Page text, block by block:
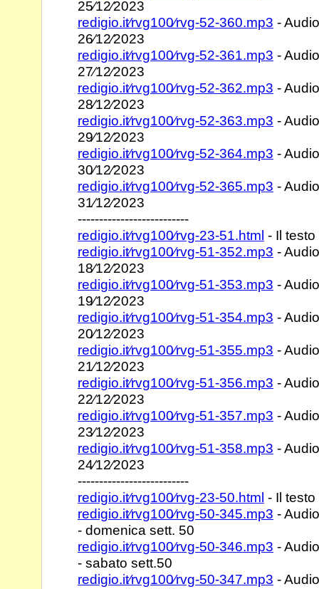
25⁄12⁄2023
redigio.it⁄rvg100⁄rvg-52-360.mp3 -
26⁄12⁄2023
redigio.it⁄rvg100⁄rvg-52-361.mp3 -
27⁄12⁄2023
redigio.it⁄rvg100⁄rvg-52-362.mp3 -
28⁄12⁄2023
redigio.it⁄rvg100⁄rvg-52-363.mp3 -
29⁄12⁄2023
redigio.it⁄rvg100⁄rvg-52-364.mp3 -
30⁄12⁄2023
redigio.it⁄rvg100⁄rvg-52-365.mp3 -
31⁄12⁄2023
--------------------------
redigio.it⁄rvg100⁄rvg-23-51.html - Il
redigio.it⁄rvg100⁄rvg-51-352.mp3 -
18⁄12⁄2023
redigio.it⁄rvg100⁄rvg-51-353.mp3 -
19⁄12⁄2023
redigio.it⁄rvg100⁄rvg-51-354.mp3 -
20⁄12⁄2023
redigio.it⁄rvg100⁄rvg-51-355.mp3 -
21⁄12⁄2023
redigio.it⁄rvg100⁄rvg-51-356.mp3 -
22⁄12⁄2023
redigio.it⁄rvg100⁄rvg-51-357.mp3 -
23⁄12⁄2023
redigio.it⁄rvg100⁄rvg-51-358.mp3 -
24⁄12⁄2023
--------------------------
redigio.it⁄rvg100⁄rvg-23-50.html - Il
redigio.it⁄rvg100⁄rvg-50-345.mp3 -
- domenica sett. 50
redigio.it⁄rvg100⁄rvg-50-346.mp3 -
- sabato sett.50
redigio.it⁄rvg100⁄rvg-50-347.mp3 -